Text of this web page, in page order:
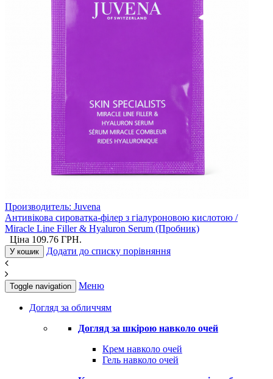
Производитель: Juvena
Антивікова сироватка-філер з гіалуроновою кислотою /
Miracle Line Filler & Hyaluron Serum (Пробник)
Ціна 109.76 ГРН.
У кошик Додати до списку порівняння
Toggle navigation Меню
Догляд за обличчям
Догляд за шкірою навколо очей
Крем навколо очей
Гель навколо очей